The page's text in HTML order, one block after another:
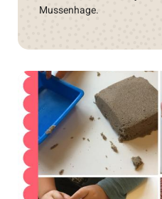
Mussenhage.